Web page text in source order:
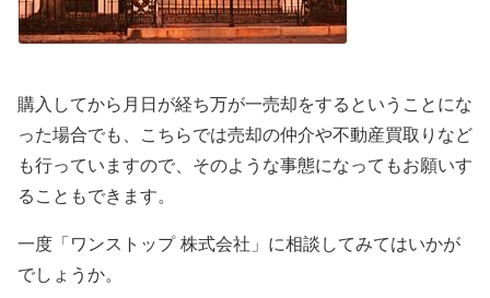
購入してから月日が経ち万が一売却をするということにな
った場合でも、こちらでは売却の仲介や不動産買取りなど
も行っていますので、そのような事態になってもお願いす
ることもできます。
一度「ワンストップ 株式会社」に相談してみてはいかが
でしょうか。